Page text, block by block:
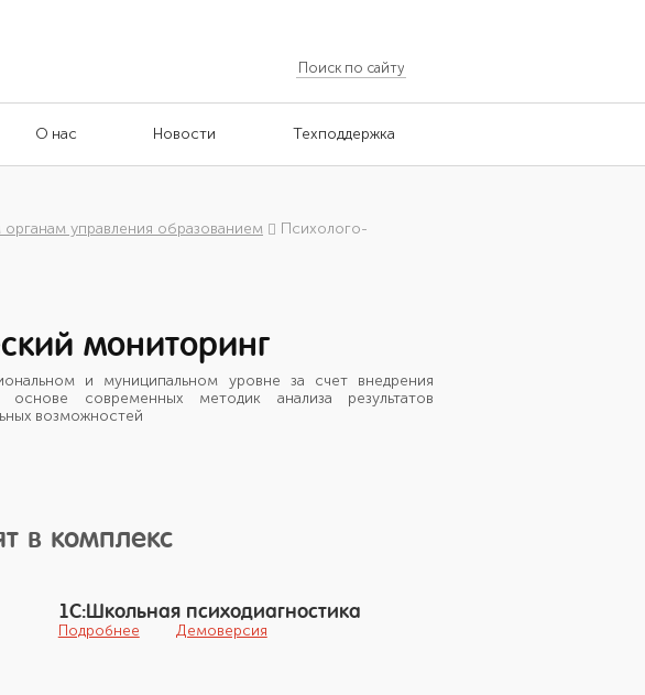
О нас Новости Техподдержка
управления образованием
Психолого-
мониторинг
и муниципальном уровне за счет внедрения
основе современных методик анализа результатов
возможностей
в комплекс
1С:Школьная психодиагностика
Подробнее Демоверсия